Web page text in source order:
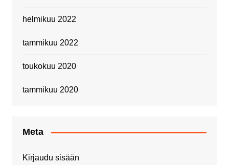
helmikuu 2022
tammikuu 2022
toukokuu 2020
tammikuu 2020
Meta
Kirjaudu sisään